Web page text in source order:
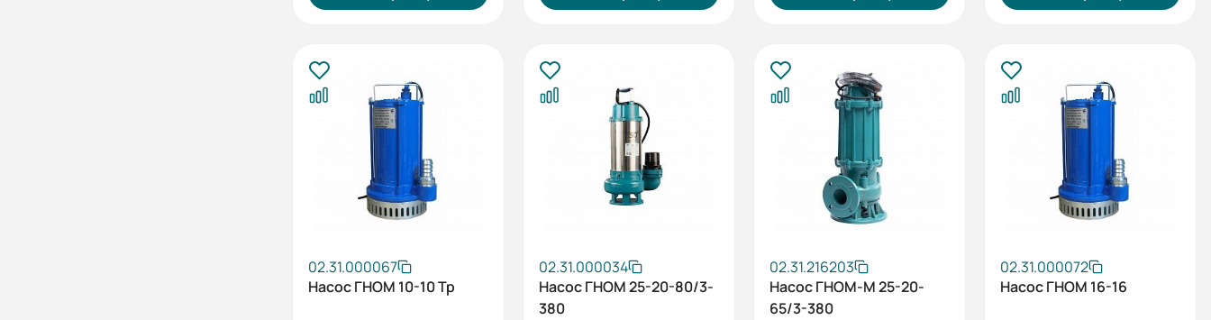
02.31.000067
Насос ГНОМ 10-10 Тр
02.31.000034
Насос ГНОМ 25-20-80/3-
380
02.31.216203
Насос ГНОМ-М 25-20-
65/3-380
02.31.000072
Насос ГНОМ 16-16